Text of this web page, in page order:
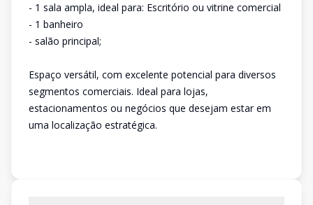
- 1 sala ampla, ideal para: Escritório ou vitrine comercial
- 1 banheiro
- salão principal;
Espaço versátil, com excelente potencial para diversos
segmentos comerciais. Ideal para lojas,
estacionamentos ou negócios que desejam estar em
uma localização estratégica.